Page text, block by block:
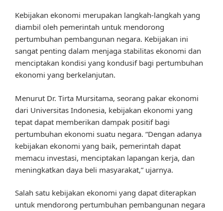
Kebijakan ekonomi merupakan langkah-langkah yang
diambil oleh pemerintah untuk mendorong
pertumbuhan pembangunan negara. Kebijakan ini
sangat penting dalam menjaga stabilitas ekonomi dan
menciptakan kondisi yang kondusif bagi pertumbuhan
ekonomi yang berkelanjutan.
Menurut Dr. Tirta Mursitama, seorang pakar ekonomi
dari Universitas Indonesia, kebijakan ekonomi yang
tepat dapat memberikan dampak positif bagi
pertumbuhan ekonomi suatu negara. “Dengan adanya
kebijakan ekonomi yang baik, pemerintah dapat
memacu investasi, menciptakan lapangan kerja, dan
meningkatkan daya beli masyarakat,” ujarnya.
Salah satu kebijakan ekonomi yang dapat diterapkan
untuk mendorong pertumbuhan pembangunan negara